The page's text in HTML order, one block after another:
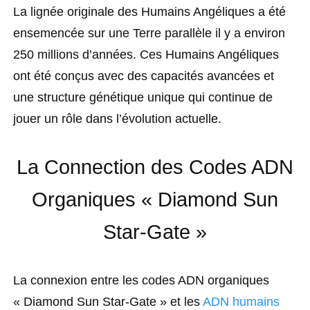
La lignée originale des Humains Angéliques a été
ensemencée sur une Terre parallèle il y a environ
250 millions d’années. Ces Humains Angéliques
ont été conçus avec des capacités avancées et
une structure génétique unique qui continue de
jouer un rôle dans l’évolution actuelle.
La Connection des Codes ADN
Organiques « Diamond Sun
Star-Gate »
La connexion entre les codes ADN organiques
« Diamond Sun Star-Gate » et les ADN humains